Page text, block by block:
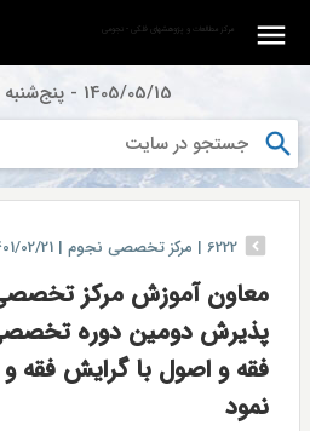
1405/05/15
- پنج‌شنبه 22 صفر 1448
مرکز مطالعات و پژوهشهای فلکی - نجومی
6222
| مرکز تخصصی نجوم | 02/21
معاون آموزش مرکز
فقه و اصول با گرایش فقه و
نمود